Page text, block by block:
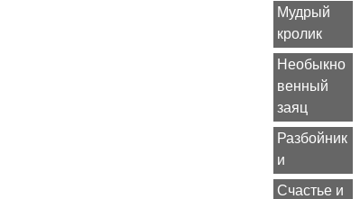
Мудрый
кролик
Необыкно
венный
заяц
Разбойник
и
Счастье и